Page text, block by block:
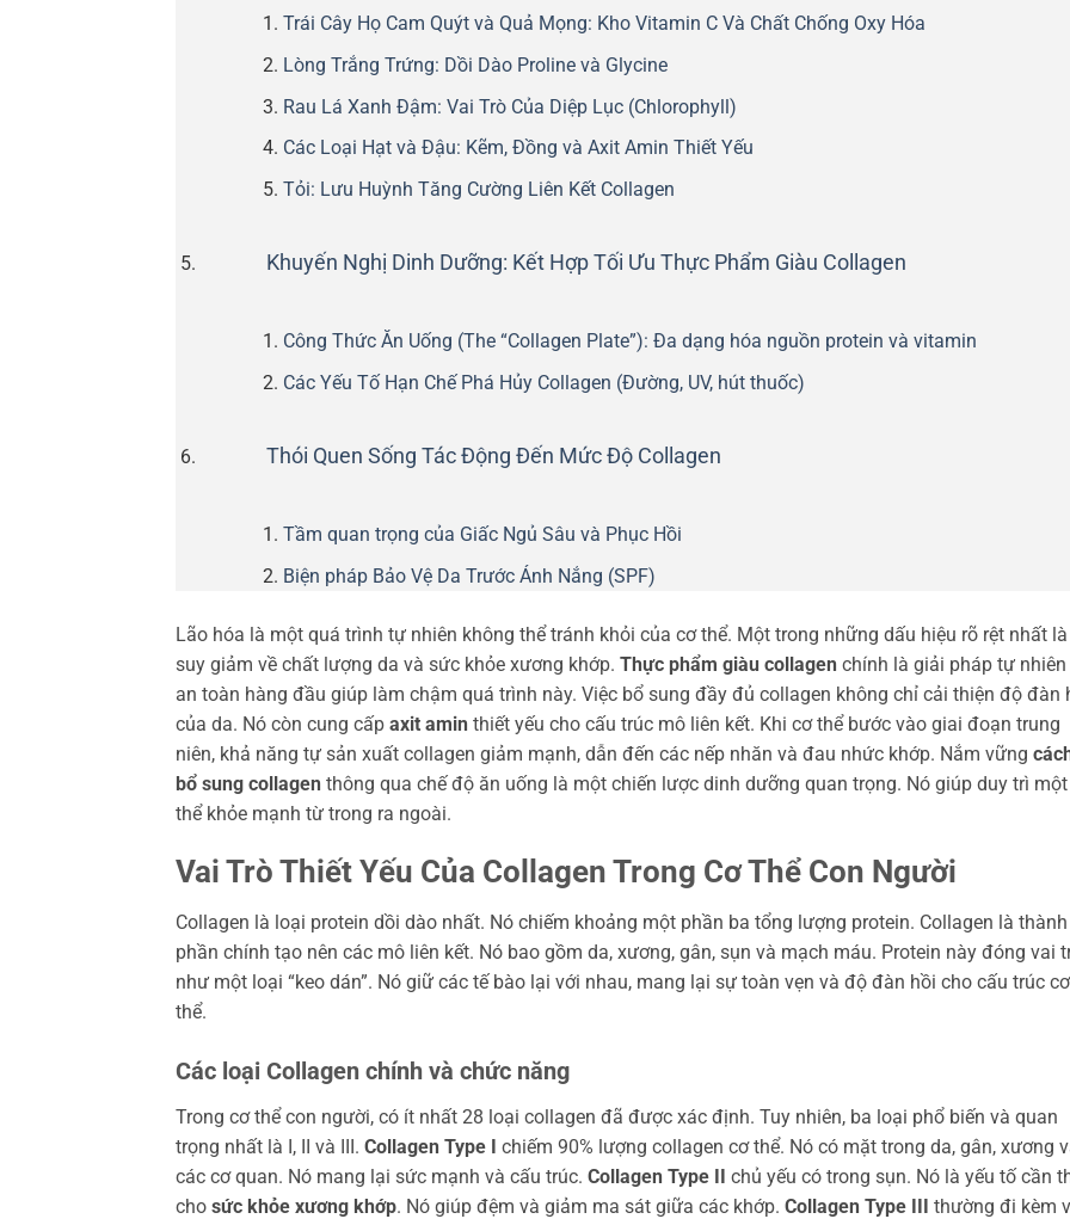
Trái Cây Họ Cam Quýt và Quả Mọng: Kho Vitamin C Và Chất Chống Oxy Hóa
Lòng Trắng Trứng: Dồi Dào Proline và Glycine
Rau Lá Xanh Đậm: Vai Trò Của Diệp Lục (Chlorophyll)
Các Loại Hạt và Đậu: Kẽm, Đồng và Axit Amin Thiết Yếu
Tỏi: Lưu Huỳnh Tăng Cường Liên Kết Collagen
Khuyến Nghị Dinh Dưỡng: Kết Hợp Tối Ưu Thực Phẩm Giàu Collagen
Công Thức Ăn Uống (The “Collagen Plate”): Đa dạng hóa nguồn protein và vitamin
Các Yếu Tố Hạn Chế Phá Hủy Collagen (Đường, UV, hút thuốc)
Thói Quen Sống Tác Động Đến Mức Độ Collagen
Tầm quan trọng của Giấc Ngủ Sâu và Phục Hồi
Biện pháp Bảo Vệ Da Trước Ánh Nắng (SPF)
Lão hóa là một quá trình tự nhiên không thể tránh khỏi của cơ thể. Một trong những dấu hiệu rõ rệt nhất
suy giảm về chất lượng da và sức khỏe xương khớp. Thực phẩm giàu collagen chính là giải pháp tự nhiên
an toàn hàng đầu giúp làm chậm quá trình này. Việc bổ sung đầy đủ collagen không chỉ cải thiện độ đàn
của da. Nó còn cung cấp axit amin thiết yếu cho cấu trúc mô liên kết. Khi cơ thể bước vào giai đoạn trung
niên, khả năng tự sản xuất collagen giảm mạnh, dẫn đến các nếp nhăn và đau nhức khớp. Nắm vững
bổ sung collagen thông qua chế độ ăn uống là một chiến lược dinh dưỡng quan trọng. Nó giúp duy trì
thể khỏe mạnh từ trong ra ngoài.
Vai Trò Thiết Yếu Của Collagen Trong Cơ Thể Con Người
Collagen là loại protein dồi dào nhất. Nó chiếm khoảng một phần ba tổng lượng protein. Collagen là thành
phần chính tạo nên các mô liên kết. Nó bao gồm da, xương, gân, sụn và mạch máu. Protein này đóng vai
như một loại “keo dán”. Nó giữ các tế bào lại với nhau, mang lại sự toàn vẹn và độ đàn hồi cho cấu trúc cơ
thể.
Các loại Collagen chính và chức năng
Trong cơ thể con người, có ít nhất 28 loại collagen đã được xác định. Tuy nhiên, ba loại phổ biến và quan
trọng nhất là I, II và III. Collagen Type I chiếm 90% lượng collagen cơ thể. Nó có mặt trong da, gân, xương
các cơ quan. Nó mang lại sức mạnh và cấu trúc. Collagen Type II chủ yếu có trong sụn. Nó là yếu tố cần
cho sức khỏe xương khớp. Nó giúp đệm và giảm ma sát giữa các khớp. Collagen Type III thường đi kèm